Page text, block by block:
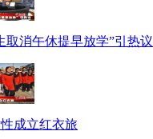
取消午休提早放学”引热议
成立红衣旅